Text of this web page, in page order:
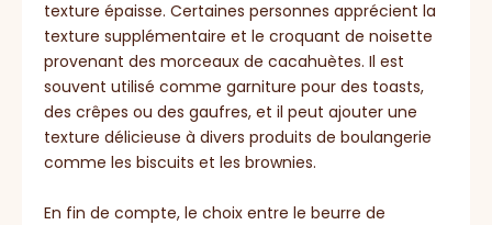
texture épaisse. Certaines personnes apprécient la
texture supplémentaire et le croquant de noisette
provenant des morceaux de cacahuètes. Il est
souvent utilisé comme garniture pour des toasts,
des crêpes ou des gaufres, et il peut ajouter une
texture délicieuse à divers produits de boulangerie
comme les biscuits et les brownies.
En fin de compte, le choix entre le beurre de